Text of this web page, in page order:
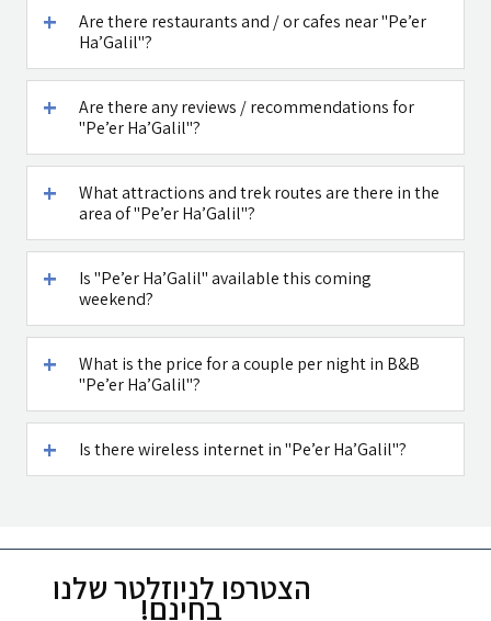
Caffe Ti - בית
Maga Halomi
- SPA
See all attractions in the region >>
Are there restaurants and / or cafes near "Pe’er
Ha’Galil"?
Are there any reviews / recommendations for
"Pe’er Ha’Galil"?
What attractions and trek routes are there in the
area of "Pe’er Ha’Galil"?
Is "Pe’er Ha’Galil" available this coming
weekend?
What is the price for a couple per night in B&B
"Pe’er Ha’Galil"?
Is there wireless internet in "Pe’er Ha’Galil"?
הצטרפו לניוזלטר שלנו
בחינם!